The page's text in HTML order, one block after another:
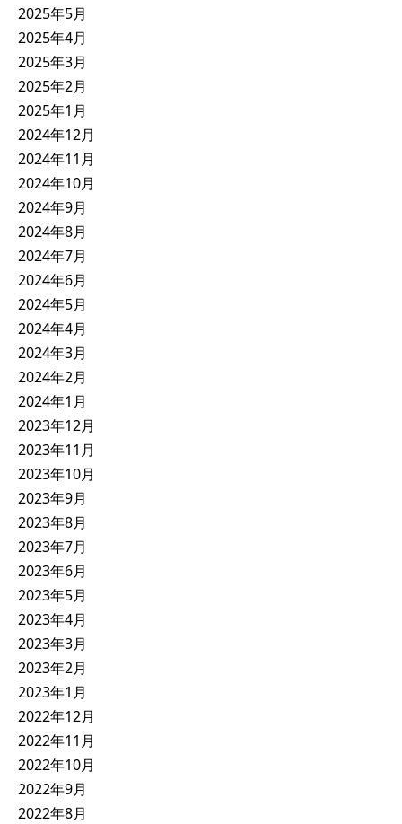
2025年5月
2025年4月
2025年3月
2025年2月
2025年1月
2024年12月
2024年11月
2024年10月
2024年9月
2024年8月
2024年7月
2024年6月
2024年5月
2024年4月
2024年3月
2024年2月
2024年1月
2023年12月
2023年11月
2023年10月
2023年9月
2023年8月
2023年7月
2023年6月
2023年5月
2023年4月
2023年3月
2023年2月
2023年1月
2022年12月
2022年11月
2022年10月
2022年9月
2022年8月